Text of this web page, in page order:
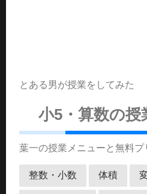
とある男が授業をしてみた
小5・算数の授
葉一の授業メニューと無料プ
整数・小数 体積